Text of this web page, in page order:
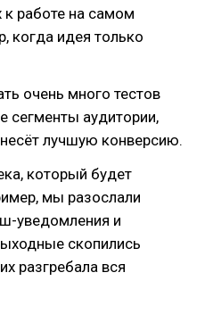
к работе на самом
когда идея только
очень много тестов
сегменты аудитории,
лучшую конверсию.
который будет
мы разослали
уведомления и
скопились
разгребала вся